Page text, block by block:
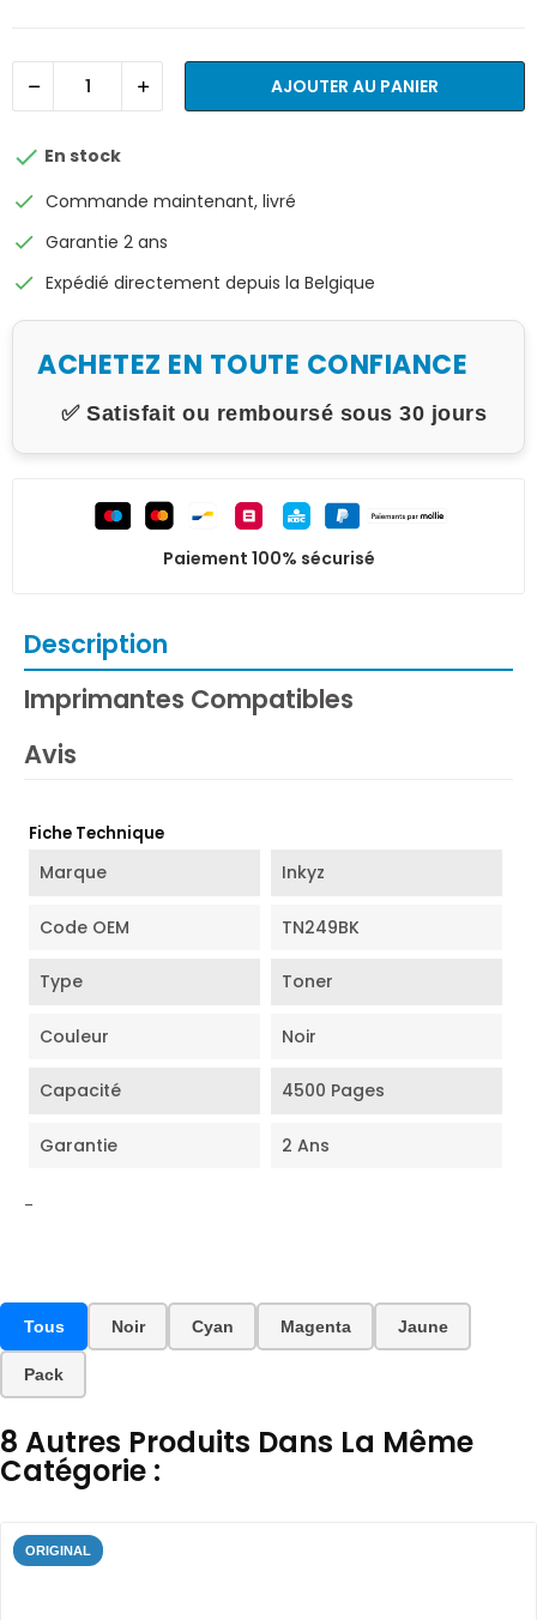
AJOUTER AU PANIER
 En stock
check Commande maintenant, livré
check Garantie 2 ans
check Expédié directement depuis la Belgique
ACHETEZ EN TOUTE CONFIANCE
✅ Satisfait ou remboursé sous 30 jours
Paiement 100% sécurisé
Description
Imprimantes Compatibles
Avis
Fiche Technique
Marque Inkyz
Code OEM TN249BK
Type Toner
Couleur Noir
Capacité 4500 Pages
Garantie 2 Ans
-
Tous Noir Cyan Magenta Jaune
Pack
8 Autres Produits Dans La Même
Catégorie :
ORIGINAL